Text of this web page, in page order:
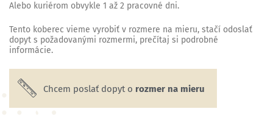
Alebo kuriérom obvykle 1 až 2 pracovné dni.
Tento koberec vieme vyrobiť v rozmere na mieru, stačí odoslať
dopyt s požadovanými rozmermi, prečítaj si podrobné
informácie.
Chcem poslať dopyt o rozmer na mieru